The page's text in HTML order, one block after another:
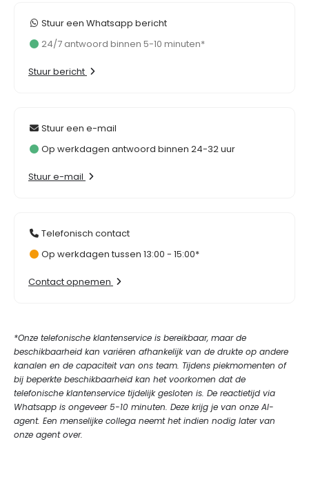
Stuur een Whatsapp bericht
24/7 antwoord binnen 5-10 minuten*
Stuur bericht
Stuur een e-mail
Op werkdagen antwoord binnen 24-32 uur
Stuur e-mail
Telefonisch contact
Op werkdagen tussen 13:00 - 15:00*
Contact opnemen
*Onze telefonische klantenservice is bereikbaar, maar de
beschikbaarheid kan variëren afhankelijk van de drukte op andere
kanalen en de capaciteit van ons team. Tijdens piekmomenten of
bij beperkte beschikbaarheid kan het voorkomen dat de
telefonische klantenservice tijdelijk gesloten is. De reactietijd via
Whatsapp is ongeveer 5-10 minuten. Deze krijg je van onze AI-
agent. Een menselijke collega neemt het indien nodig later van
onze agent over.